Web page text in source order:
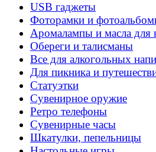
USB гаджеты
Фоторамки и
Аромалампы и масла для
Обереги и талисманы
Все для алкогольных
Для пикника и
Статуэтки
Сувенирное оружие
Ретро телефоны
Сувенирные часы
Шкатулки, пепельницы